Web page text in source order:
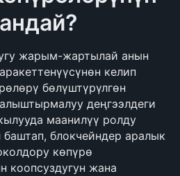
жарым-жартылай анын
келип
бөлүштүрүлгөн
деңгээлдеги
маанилүү ролду
блокчейндер аралык
көпүрө
коопсуздугун жана